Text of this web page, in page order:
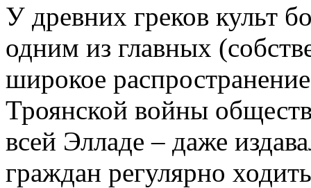
У древних греков культ
одним из главных
широкое
Троянской войны
всей Элладе – даже
граждан регулярно